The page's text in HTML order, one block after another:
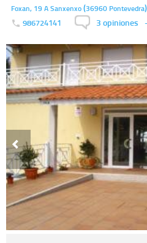
Foxan, 19 ASanxenxo(36960 Pontevedra)
986724141 3 opiniones -